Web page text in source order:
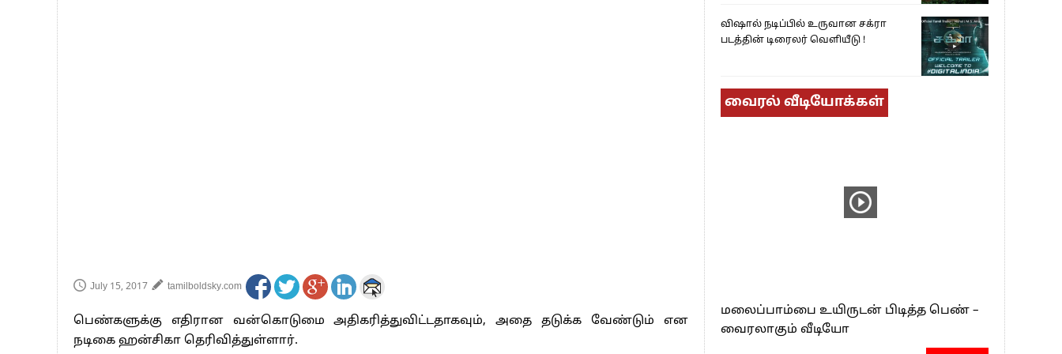
July 15, 2017 tamilboldsky.com
பெண்களுக்கு எதிரான வன்கொடுமை அதிகரித்துவிட்டதாகவும், அதை தடுக்க வேண்டும் என
நடிகை ஹன்சிகா தெரிவித்துள்ளார்.
விஷால் நடிப்பில் உருவான சக்ரா
படத்தின் டிரைலர் வெளியீடு !
வைரல் வீடியோக்கள்
மலைப்பாம்பை உயிருடன் பிடித்த பெண் –
வைரலாகும் வீடியோ